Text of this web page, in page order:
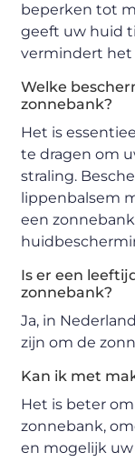
beperken tot
geeft uw huid
vermindert het
Welke
zonnebank?
Het is
te dragen om
straling.
lippenbalsem
een
Is er een
zonnebank?
Ja, in
zijn om de
Kan ik met
Het is beter
zonnebank,
en mogelijk